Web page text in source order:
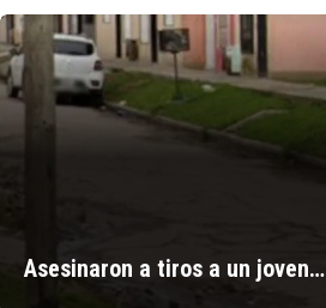
Asesinaron a tiros a un joven…